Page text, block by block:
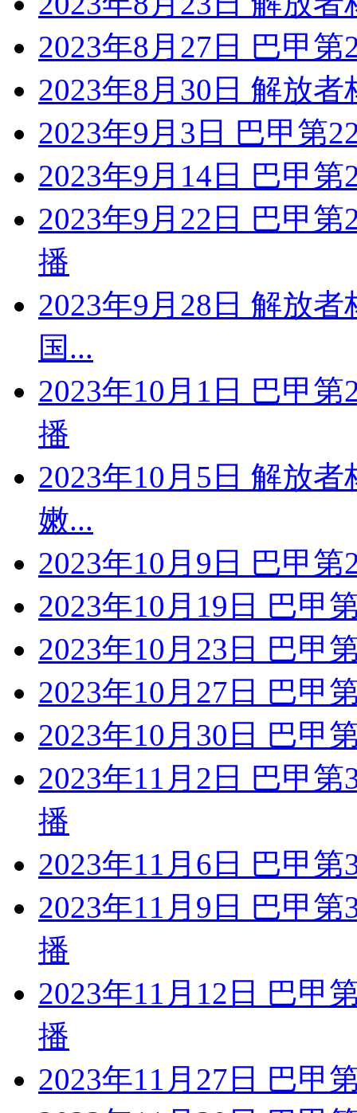
2023年8月27日 巴甲
2023年8月30日 解放
2023年9月3日 巴甲第
2023年9月14日 巴甲
2023年9月22日 巴甲
播
2023年9月28日 解放
国...
2023年10月1日 巴甲
播
2023年10月5日 解放
嫩...
2023年10月9日 巴甲
2023年10月19日 巴甲
2023年10月23日 巴甲
2023年10月27日 巴甲
2023年10月30日 巴甲
2023年11月2日 巴甲
播
2023年11月6日 巴甲
2023年11月9日 巴甲
播
2023年11月12日 巴甲
播
2023年11月27日 巴甲